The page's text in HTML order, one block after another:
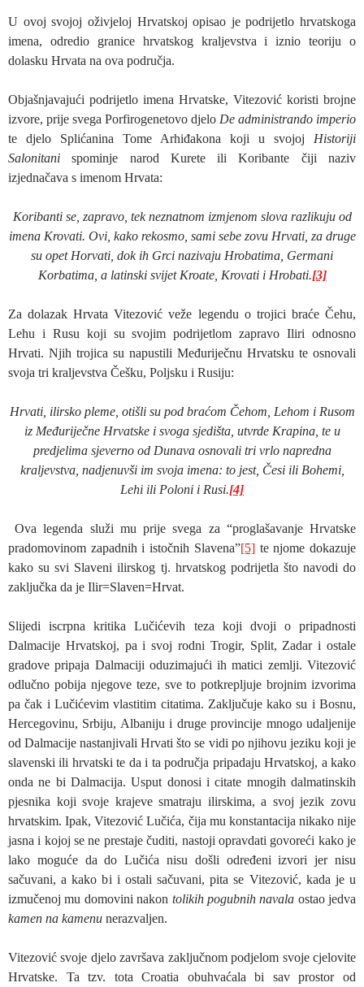
U ovoj svojoj oživjeloj Hrvatskoj opisao je podrijetlo hrvatskoga
imena, odredio granice hrvatskog kraljevstva i iznio teoriju o
dolasku Hrvata na ova područja.
Objašnjavajući podrijetlo imena Hrvatske, Vitezović koristi brojne
izvore, prije svega Porfirogenetovo djelo De administrando imperio
te djelo Splićanina Tome Arhiđakona koji u svojoj Historiji
Salonitani spominje narod Kurete ili Koribante čiji naziv
izjednačava s imenom Hrvata:
Koribanti se, zapravo, tek neznatnom izmjenom slova razlikuju od
imena Krovati. Ovi, kako rekosmo, sami sebe zovu Hrvati, za druge
su opet Horvati, dok ih Grci nazivaju Hrobatima, Germani
Korbatima, a latinski svijet Kroate, Krovati i Hrobati.[3]
Za dolazak Hrvata Vitezović veže legendu o trojici braće Čehu,
Lehu i Rusu koji su svojim podrijetlom zapravo Iliri odnosno
Hrvati. Njih trojica su napustili Međuriječnu Hrvatsku te osnovali
svoja tri kraljevstva Češku, Poljsku i Rusiju:
Hrvati, ilirsko pleme, otišli su pod braćom Čehom, Lehom i Rusom
iz Međuriječne Hrvatske i svoga sjedišta, utvrde Krapina, te u
predjelima sjeverno od Dunava osnovali tri vrlo napredna
kraljevstva, nadjenuvši im svoja imena: to jest, Česi ili Bohemi,
Lehi ili Poloni i Rusi.[4]
Ova legenda služi mu prije svega za “proglašavanje Hrvatske
pradomovinom zapadnih i istočnih Slavena”[5]te njome dokazuje
kako su svi Slaveni ilirskog tj. hrvatskog podrijetla što navodi do
zaključka da je Ilir=Slaven=Hrvat.
Slijedi iscrpna kritika Lučićevih teza koji dvoji o pripadnosti
Dalmacije Hrvatskoj, pa i svoj rodni Trogir, Split, Zadar i ostale
gradove pripaja Dalmaciji oduzimajući ih matici zemlji. Vitezović
odlučno pobija njegove teze, sve to potkrepljuje brojnim izvorima
pa čak i Lučićevim vlastitim citatima. Zaključuje kako su i Bosnu,
Hercegovinu, Srbiju, Albaniju i druge provincije mnogo udaljenije
od Dalmacije nastanjivali Hrvati što se vidi po njihovu jeziku koji je
slavenski ili hrvatski te da i ta područja pripadaju Hrvatskoj, a kako
onda ne bi Dalmacija. Usput donosi i citate mnogih dalmatinskih
pjesnika koji svoje krajeve smatraju ilirskima, a svoj jezik zovu
hrvatskim. Ipak, Vitezović Lučića, čija mu konstantacija nikako nije
jasna i kojoj se ne prestaje čuditi, nastoji opravdati govoreći kako je
lako moguće da do Lučića nisu došli određeni izvori jer nisu
sačuvani, a kako bi i ostali sačuvani, pita se Vitezović, kada je u
izmučenoj mu domovini nakon tolikih pogubnih navala ostao jedva
kamen na kamenu nerazvaljen.
Vitezović svoje djelo završava zaključnom podjelom svoje cjelovite
Hrvatske. Ta tzv. tota Croatia obuhvaćala bi sav prostor od